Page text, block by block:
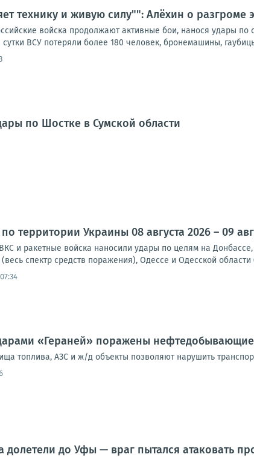
технику и живую силу"": Алёхин о
войска продолжают активные бои, нанося удары
сутки ВСУ потеряли более 180 человек, бронемашины,
по Шостке в Сумской области
территории Украины 08 августа 2026 – 09
и ракетные войска наносили удары по целям на
(весь спектр средств поражения), Одессе и Одесской
«Гераней» поражены нефтедобывающие
топлива, АЗС и ж/д объекты позволяют нарушить
долетели до Уфы — враг пытался атаковать